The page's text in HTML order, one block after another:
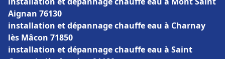
Aignan 76130
installation et dépannage chauffe eau à Charnay
lès Mâcon 71850
installation et dépannage chauffe eau à Saint